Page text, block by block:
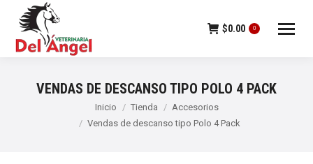
$0.00 0
VENDAS DE DESCANSO TIPO POLO 4 PACK
Inicio Tienda
Accesorios
Vendas de descanso tipo Polo 4 Pack